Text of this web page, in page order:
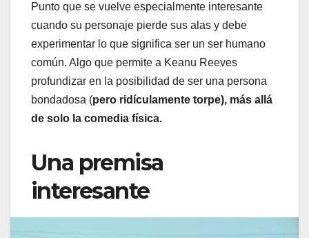
Punto que se vuelve especialmente interesante
cuando su personaje pierde sus alas y debe
experimentar lo que significa ser un ser humano
común. Algo que permite a Keanu Reeves
profundizar en la posibilidad de ser una persona
bondadosa (pero ridículamente torpe), más allá
de solo la comedia física.
Una premisa
interesante